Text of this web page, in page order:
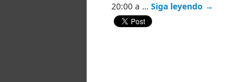
20:00 a … Siga leyendo →